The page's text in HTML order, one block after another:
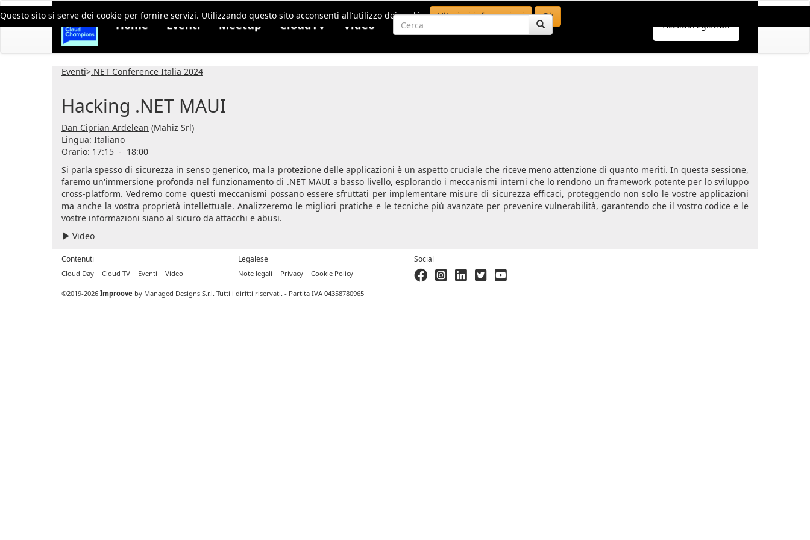
Questo sito si serve dei cookie per fornire servizi. Utilizzando questo sito acconsenti all'utilizzo dei cookie. Ulteriori informazioni Ok
Home Eventi Meetup CloudTV Video Accedi/registrati
Eventi>.NET Conference Italia 2024
Hacking .NET MAUI
Dan Ciprian Ardelean (Mahiz Srl)
Lingua: Italiano
Orario: 17:15 - 18:00
Si parla spesso di sicurezza in senso generico, ma la protezione delle applicazioni è un aspetto cruciale che riceve meno attenzione di quanto meriti. In questa sessione,
faremo un'immersione profonda nel funzionamento di .NET MAUI a basso livello, esplorando i meccanismi interni che lo rendono un framework potente per lo sviluppo
cross-platform. Vedremo come questi meccanismi possano essere sfruttati per implementare misure di sicurezza efficaci, proteggendo non solo le vostre applicazioni
ma anche la vostra proprietà intellettuale. Analizzeremo le migliori pratiche e le tecniche più avanzate per prevenire vulnerabilità, garantendo che il vostro codice e le
vostre informazioni siano al sicuro da attacchi e abusi.
Video
Contenuti
Cloud Day Cloud TV Eventi Video
Legalese
Note legali Privacy Cookie Policy
Social
©2019-2026 Improove by Managed Designs S.r.l. Tutti i diritti riservati. - Partita IVA 04358780965